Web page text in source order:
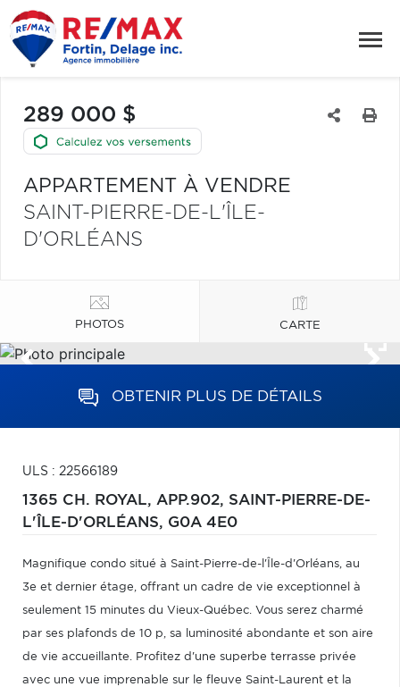
289 000 $
APPARTEMENT À VENDRE
SAINT-PIERRE-DE-L'ÎLE-
D'ORLÉANS
PHOTOS CARTE
OBTENIR PLUS DE DÉTAILS
ULS : 22566189
1365 CH. ROYAL, APP.902, SAINT-PIERRE-DE-
L'ÎLE-D'ORLÉANS, G0A 4E0
Magnifique condo situé à Saint-Pierre-de-l'Île-d'Orléans, au
3e et dernier étage, offrant un cadre de vie exceptionnel à
seulement 15 minutes du Vieux-Québec. Vous serez charmé
par ses plafonds de 10 p, sa luminosité abondante et son aire
de vie accueillante. Profitez d'une superbe terrasse privée
avec une vue imprenable sur le fleuve Saint-Laurent et la